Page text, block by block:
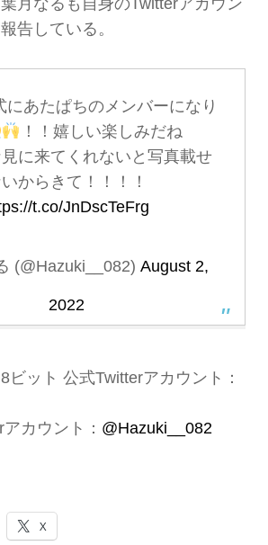
告している。
にあたぱちのメンバーになり
！！嬉しい楽しみだね
に来てくれないと写真載せ
からきて！！！！
t.co/JnDscTeFrg
(@Hazuki__082) August 2,
2022
ビット 公式Twitterアカウント：
カウント： @Hazuki__082
X